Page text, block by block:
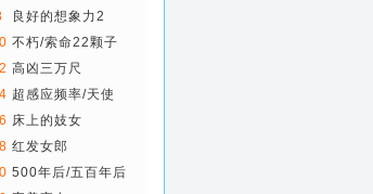
诚】
良好的想象力2
不朽/索命22颗子
弹
高凶三万尺
超感应频率/天使
之..
床上的妓女
红发女郎
500年后/五百年后